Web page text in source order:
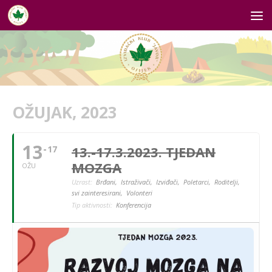
Skip to content
OŽUJAK, 2023
13
OŽU
17
13.-17.3.2023. TJEDAN
MOZGA
Uzrast: Brđani, Istraživači, Izviđači, Poletarci, Roditelji,
svi zainteresirani, Volonteri
Tip aktivnosti: Konferencija